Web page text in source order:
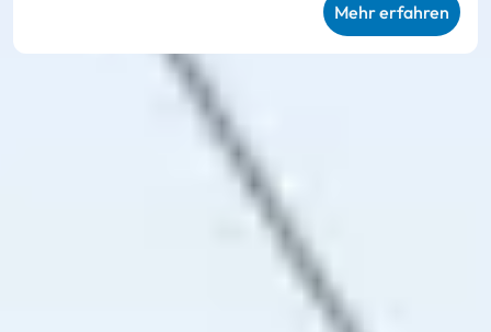
Mehr erfahren
Ski amadé ALL-IN Card
Ganz persönliche Bergerlebnisse im Sommer